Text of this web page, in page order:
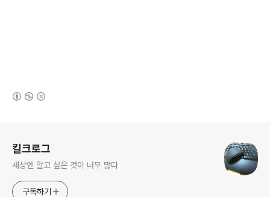
킬크로그
세상엔 알고 싶은 것이 너무 많다
구독하기